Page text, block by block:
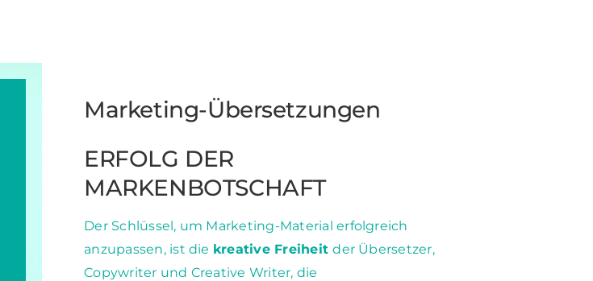
Marketing-Übersetzungen
ERFOLG DER
MARKENBOTSCHAFT
Der Schlüssel, um Marketing-Material erfolgreich
anzupassen, ist die kreative Freiheitder Übersetzer,
Copywriter und Creative Writer, die